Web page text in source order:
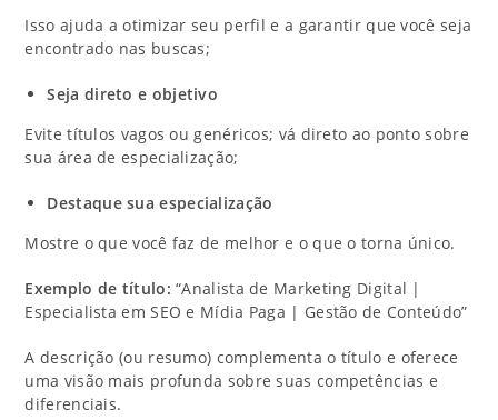
Isso ajuda a otimizar seu perfil e a garantir que você seja
encontrado nas buscas;
Seja direto e objetivo
Evite títulos vagos ou genéricos; vá direto ao ponto sobre
sua área de especialização;
Destaque sua especialização
Mostre o que você faz de melhor e o que o torna único.
Exemplo de título: “Analista de Marketing Digital |
Especialista em SEO e Mídia Paga | Gestão de Conteúdo”
A descrição (ou resumo) complementa o título e oferece
uma visão mais profunda sobre suas competências e
diferenciais.